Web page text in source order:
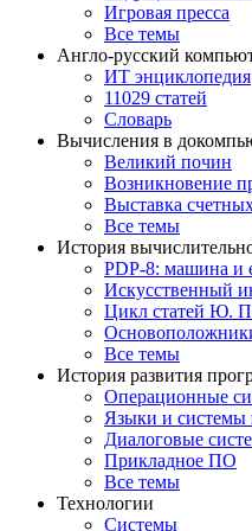
Игровая пресса
Все темы
Англо-русский
ИТ энциклопедия
11029 статей
Словарь
Вычисления в
Великий почин
Возникновение
Выставка
Все темы
История
PDP-8: машина и
Искусственный
Цикл статей Ю.
Все темы
История развития
Операционные
Языки и системы
Диалоговые
Прикладное ПО
Все темы
Технологии
Системы